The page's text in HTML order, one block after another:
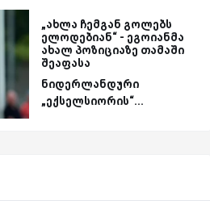
„ახლა ჩემგან გოლებს
ელოდებიან“ - ეგოიანმა
ახალ პოზიციაზე თამაში
შეაფასა
ნიდერლანდური
„ექსელსიორის“...